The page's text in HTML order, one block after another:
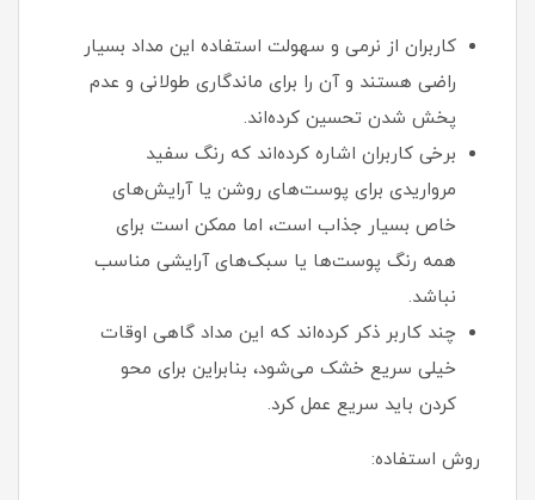
کاربران از نرمی و سهولت استفاده این مداد بسیار
راضی هستند و آن را برای ماندگاری طولانی و عدم
پخش شدن تحسین کرده‌اند.
برخی کاربران اشاره کرده‌اند که رنگ سفید
مرواریدی برای پوست‌های روشن یا آرایش‌های
خاص بسیار جذاب است، اما ممکن است برای
همه رنگ پوست‌ها یا سبک‌های آرایشی مناسب
نباشد.
چند کاربر ذکر کرده‌اند که این مداد گاهی اوقات
خیلی سریع خشک می‌شود، بنابراین برای محو
کردن باید سریع عمل کرد.
روش استفاده: